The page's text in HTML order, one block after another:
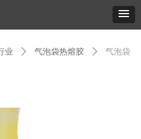
业 ꄲ 气泡袋热熔胶 ꄲ 气泡袋